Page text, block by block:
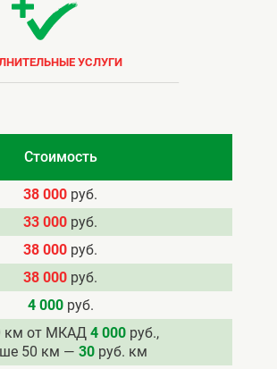
УСЛУГИ
Стоимость
38 000 руб.
33 000 руб.
38 000 руб.
38 000 руб.
4 000руб.
км от МКАД 4 000руб.,
50 км — 30 руб. км